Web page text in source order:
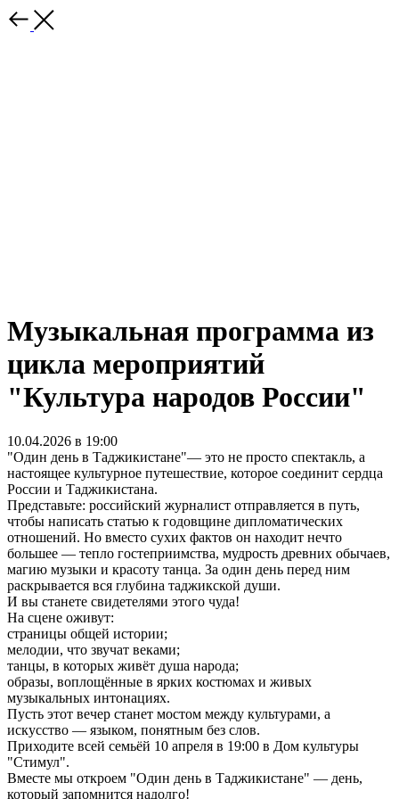
Музыкальная программа из
цикла мероприятий
"Культура народов России"
10.04.2026 в 19:00
"Один день в Таджикистане"— это не просто спектакль, а
настоящее культурное путешествие, которое соединит сердца
России и Таджикистана.
Представьте: российский журналист отправляется в путь,
чтобы написать статью к годовщине дипломатических
отношений. Но вместо сухих фактов он находит нечто
большее — тепло гостеприимства, мудрость древних обычаев,
магию музыки и красоту танца. За один день перед ним
раскрывается вся глубина таджикской души.
И вы станете свидетелями этого чуда!
На сцене оживут:
страницы общей истории;
мелодии, что звучат веками;
танцы, в которых живёт душа народа;
образы, воплощённые в ярких костюмах и живых
музыкальных интонациях.
Пусть этот вечер станет мостом между культурами, а
искусство — языком, понятным без слов.
Приходите всей семьёй 10 апреля в 19:00 в Дом культуры
"Стимул".
Вместе мы откроем "Один день в Таджикистане" — день,
который запомнится надолго!